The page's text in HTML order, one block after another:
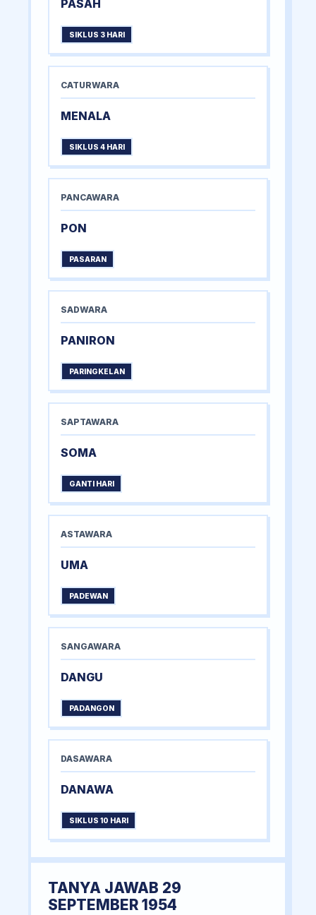
PASAH
SIKLUS 3 HARI
CATURWARA
MENALA
SIKLUS 4 HARI
PANCAWARA
PON
PASARAN
SADWARA
PANIRON
PARINGKELAN
SAPTAWARA
SOMA
GANTI HARI
ASTAWARA
UMA
PADEWAN
SANGAWARA
DANGU
PADANGON
DASAWARA
DANAWA
SIKLUS 10 HARI
TANYA JAWAB 29
SEPTEMBER 1954